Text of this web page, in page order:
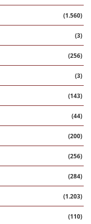
(1.560)
(3)
(256)
(3)
(143)
(44)
(200)
(256)
(284)
(1.203)
(110)